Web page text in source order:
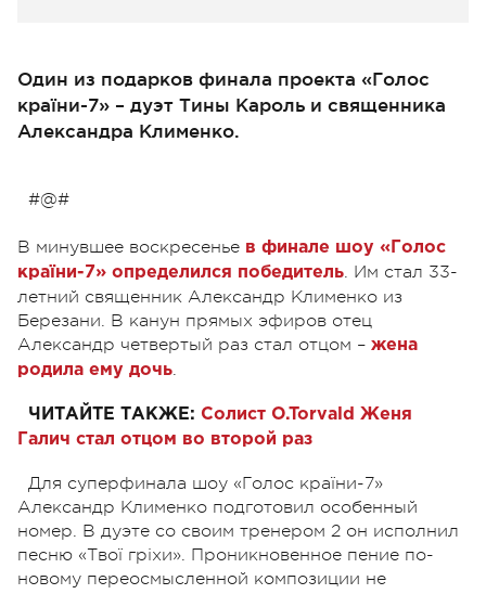
Один из подарков финала проекта «Голос
країни-7» – дуэт Тины Кароль и священника
Александра Клименко.
#@#
В минувшее воскресенье в финале шоу «Голос
країни-7» определился победитель. Им стал 33-
летний священник Александр Клименко из
Березани. В канун прямых эфиров отец
Александр четвертый раз стал отцом – жена
родила ему дочь.
ЧИТАЙТЕ ТАКЖЕ: Солист O.Torvald Женя
Галич стал отцом во второй раз
Для суперфинала шоу «Голос країни-7»
Александр Клименко подготовил особенный
номер. В дуэте со своим тренером 2 он исполнил
песню «Твої гріхи». Проникновенное пение по-
новому переосмысленной композиции не